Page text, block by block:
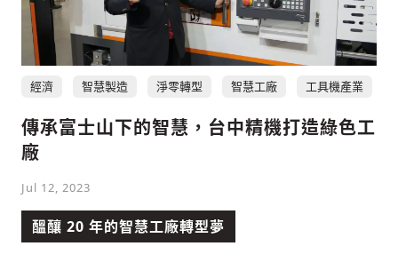
科技
社會
人文
經濟 智慧製造 淨零轉型 智慧工廠 工具機產業
傳承富士山下的智慧，台中精機打造綠色工
廠
Jul 12, 2023
醞釀 20 年的智慧工廠轉型夢